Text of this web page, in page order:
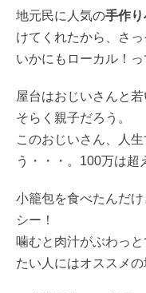
地元民に人気の手作
けてくれたから、さっ
いかにもローカル！
屋台はおじいさんと
そらく親子だろう。
このおじいさん、人
う・・・。100万は超
小籠包を食べたんだ
シー！
噛むと肉汁がぶわっ
たい人にはオススメの